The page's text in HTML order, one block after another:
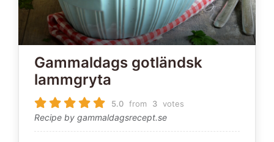
Gammaldags gotländsk
lammgryta
5.0 from 3 votes
Recipe by gammaldagsrecept.se